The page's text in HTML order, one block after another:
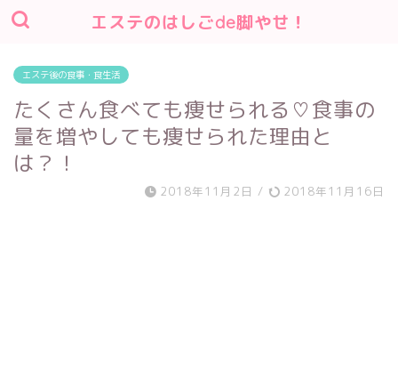
エステのはしごde脚やせ！
エステ後の食事・食生活
たくさん食べても痩せられる♡食事の
量を増やしても痩せられた理由と
は？！
2018年11月2日 / 2018年11月16日